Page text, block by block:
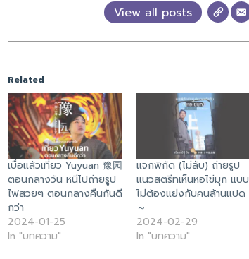
View all posts
Related
เบื่อแล้วเที่ยว Yuyuan 豫园
ตอนกลางวัน หนีไปถ่ายรูป
ไฟสวยๆ ตอนกลางคืนกันดี
กว่า
2024-01-25
In "บทความ"
แจกพิกัด (ไม่ลับ) ถ่ายรูป
แนวสตรีทเห็นหอไข่มุก แบบ
ไม่ต้องแย่งกับคนล้านแปด
～
2024-02-29
In "บทความ"